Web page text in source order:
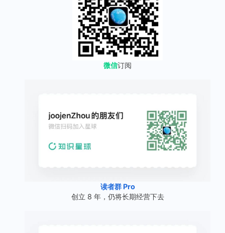
微信订阅
读者群 Pro
创立 8 年，仍将长期经营下去